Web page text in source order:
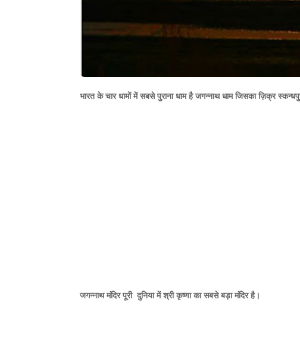
भारत के चार धामों में सबसे पुराना धाम है जगन्नाथ धाम जिसका ज़िक्र
जगन्नाथ मंदिर पूरी दुनिया में श्री कृष्णा का सबसे बड़ा मंदिर है।